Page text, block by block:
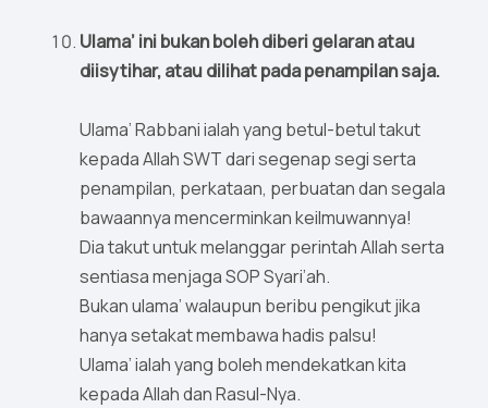
Ulama’ ini bukan boleh diberi gelaran atau
diisytihar, atau dilihat pada penampilan saja.
Ulama’ Rabbani ialah yang betul-betul takut
kepada Allah SWT dari segenap segi serta
penampilan, perkataan, perbuatan dan segala
bawaannya mencerminkan keilmuwannya!
Dia takut untuk melanggar perintah Allah serta
sentiasa menjaga SOP Syari’ah.
Bukan ulama’ walaupun beribu pengikut jika
hanya setakat membawa hadis palsu!
Ulama’ ialah yang boleh mendekatkan kita
kepada Allah dan Rasul-Nya.